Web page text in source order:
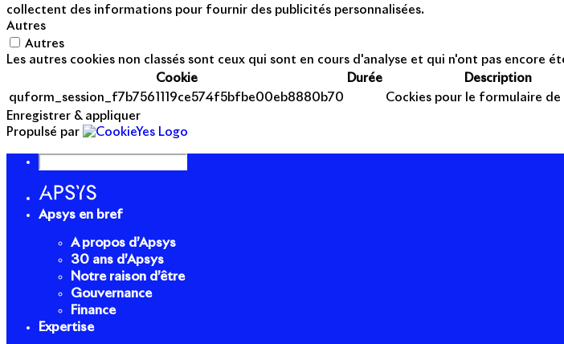
collectent des informations pour fournir des publicités personnalisées.
Autres
Autres
Les autres cookies non classés sont ceux qui sont en cours d'analyse et qui n'ont pas encore
Cookie
Durée
Description
quform_session_f7b7561119ce574f5bfbe00eb8880b70
Cockies pour le formulaire
Enregistrer & appliquer
Propulsé par
Apsys en bref
A propos d’Apsys
30 ans d’Apsys
Notre raison d’être
Gouvernance
Finance
Expertise